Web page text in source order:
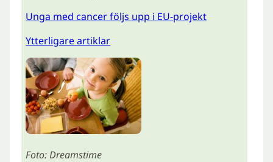
Unga med cancer följs upp i EU-projekt
Ytterligare artiklar
Foto: Dreamstime